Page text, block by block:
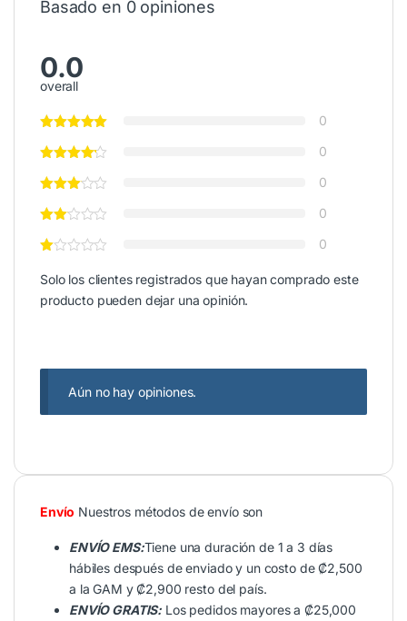
Basado en 0 opiniones
0.0
overall
0
0
0
0
0
Solo los clientes registrados que hayan comprado este
producto pueden dejar una opinión.
Aún no hay opiniones.
Envío Nuestros métodos de envío son
ENVÍO EMS:Tiene una duración de 1 a 3 días
hábiles después de enviado y un costo de ₡2,500
a la GAM y ₡2,900 resto del país.
ENVÍO GRATIS: Los pedidos mayores a ₡25,000